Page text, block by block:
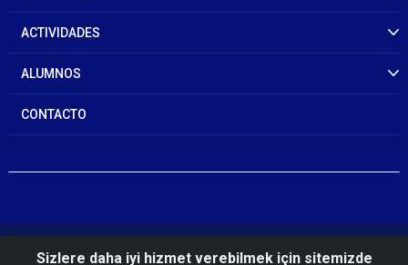
ACTIVIDADES
ALUMNOS
CONTACTO
© 2026 Gendarmerie And Coast Guard Academy
Sizlere daha iyi hizmet verebilmek için sitemizde